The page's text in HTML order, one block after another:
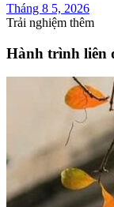
Tháng 8 5, 2026
Trải nghiệm thêm
Hành trình liên